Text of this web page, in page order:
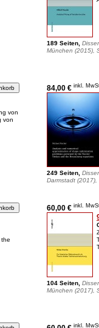
von
von
the
189 Seiten,
München (2015),
84,00 € inkl.
249 Seiten,
Darmstadt (2017),
60,00 € inkl.
104 Seiten,
München (2017),
inkl.